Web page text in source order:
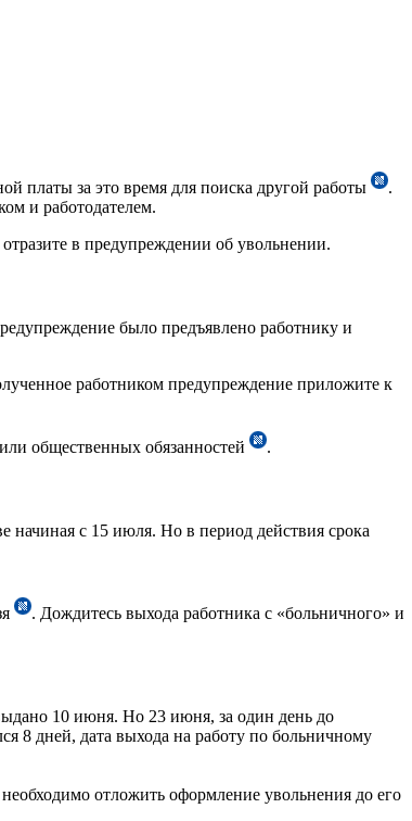
платы за это время для поиска другой работы
.
и работодателем.
в предупреждении об увольнении.
было предъявлено работнику и
работником предупреждение приложите к
общественных обязанностей
.
начиная с 15 июля. Но в период действия срока
. Дождитесь выхода работника с «больничного» и
10 июня. Но 23 июня, за один день до
8 дней, дата выхода на работу по больничному
отложить оформление увольнения до его